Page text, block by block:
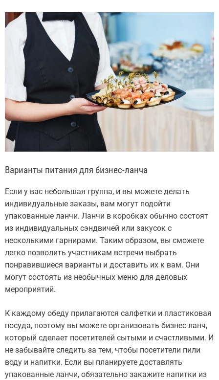
Варианты питания для бизнес-ланча
Если у вас небольшая группа, и вы можете делать
индивидуальные заказы, вам могут подойти
упакованные ланчи. Ланчи в коробках обычно состоят
из индивидуальных сэндвичей или закусок с
несколькими гарнирами. Таким образом, вы сможете
легко позволить участникам встречи выбрать
понравившиеся варианты и доставить их к вам. Они
могут состоять из необычных меню для деловых
мероприятий.
К каждому обеду прилагаются салфетки и пластиковая
посуда, поэтому вы можете организовать бизнес-ланч,
который сделает посетителей сытыми и счастливыми. И
не забывайте следить за тем, чтобы посетители пили
воду и напитки. Если вы планируете доставлять
упакованные ланчи, обязательно закажите напитки из